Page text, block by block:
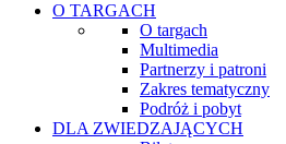
O TARGACH
O targach
Multimedia
Partnerzy i patroni
Zakres tematyczny
Podróż i pobyt
DLA ZWIEDZAJĄCYCH